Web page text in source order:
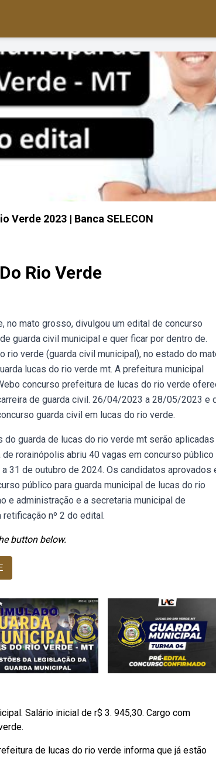
Verde 2023 | Banca SELECON
Rio Verde
no mato grosso, divulgou um edital de concurso
guarda civil municipal e quer ficar por dentro de.
verde (guarda civil municipal), no estado do
lucas do rio verde mt. A prefeitura municipal
concurso prefeitura de lucas do rio verde
de guarda civil. 26/04/2023 a 28/05/2023 e
guarda civil em lucas do rio verde.
guarda de lucas do rio verde mt serão aplicadas
rorainópolis abriu 40 vagas em concurso público
31 de outubro de 2024. Os candidatos aprovados
público para guarda municipal de lucas do rio
e administração e a secretaria municipal de
nº 2 do edital.
button below.
Salário inicial de r$ 3. 945,30. Cargo com
de lucas do rio verde informa que já estão